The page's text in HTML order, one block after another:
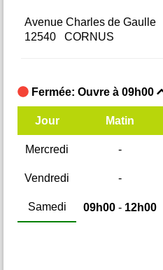
Avenue Charles de Gaulle
12540 CORNUS
Fermée: Ouvre à 09h00
Jour Matin
Mercredi -
Vendredi -
Samedi 09h00 - 12h00